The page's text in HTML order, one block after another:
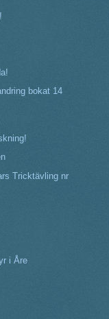
bokat 14
Tricktävling nr
i Åre